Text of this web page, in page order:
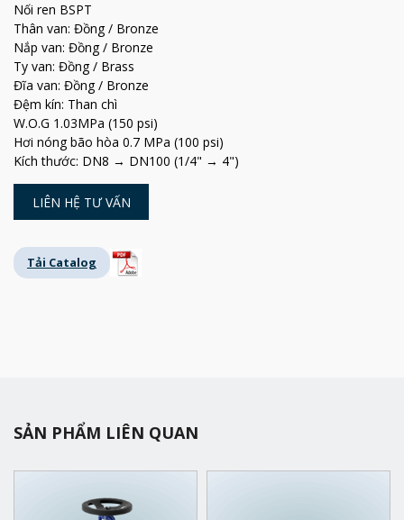
Nối ren BSPT
Thân van: Đồng / Bronze
Nắp van: Đồng / Bronze
Ty van: Đồng / Brass
Đĩa van: Đồng / Bronze
Đệm kín: Than chì
W.O.G 1.03MPa (150 psi)
Hơi nóng bão hòa 0.7 MPa (100 psi)
Kích thước: DN8 → DN100 (1/4" → 4")
LIÊN HỆ TƯ VẤN
Tải Catalog
SẢN PHẨM LIÊN QUAN